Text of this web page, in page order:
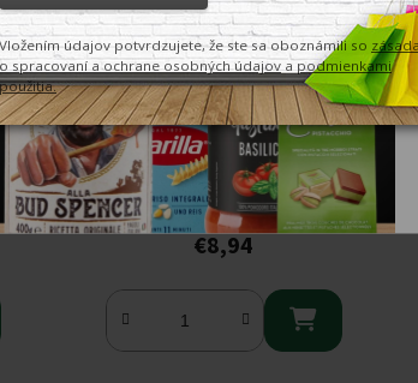
Italcarciofi rímske artičoky 1062 ml
Skladom.
€8,94
